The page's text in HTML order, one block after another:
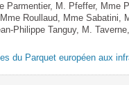
Parmentier, M. Pfeffer, Mme
Roullaud, Mme
Philippe Tanguy, M.
du Parquet européen aux